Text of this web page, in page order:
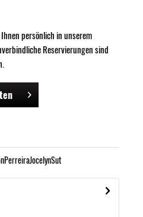
persönlich in unserem
Reservierungen sind